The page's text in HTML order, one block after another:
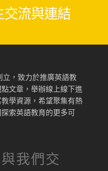
交流與連結
立，致力於推廣英語教
文章，舉辦線上線下進
學資源，希望聚集有熱
索英語教育的更多可
我們交